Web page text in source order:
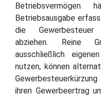
Betriebsausgabe
die Gewerbesteuer
abziehen. Reine
ausschließlich
nutzen, können
ihren Gewerbeertrag